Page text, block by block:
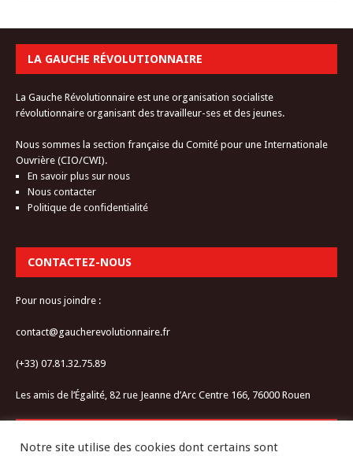
LA GAUCHE RÉVOLUTIONNAIRE
La Gauche Révolutionnaire est une organisation socialiste
révolutionnaire organisant des travailleur-ses et des jeunes.
Nous sommes la section française du Comité pour une Internationale
Ouvrière (CIO/CWI).
En savoir plus sur nous
Nous contacter
Politique de confidentialité
CONTACTEZ-NOUS
Pour nous joindre :
contact@gaucherevolutionnaire.fr
(+33) 07.81.32.75.89
Les amis de l’Égalité, 82 rue Jeanne d’Arc Centre 166, 76000 Rouen
Notre site utilise des cookies dont certains sont